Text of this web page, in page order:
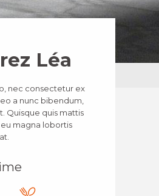
Léa
nec consectetur ex
a nunc bibendum,
Quisque quis mattis
magna lobortis